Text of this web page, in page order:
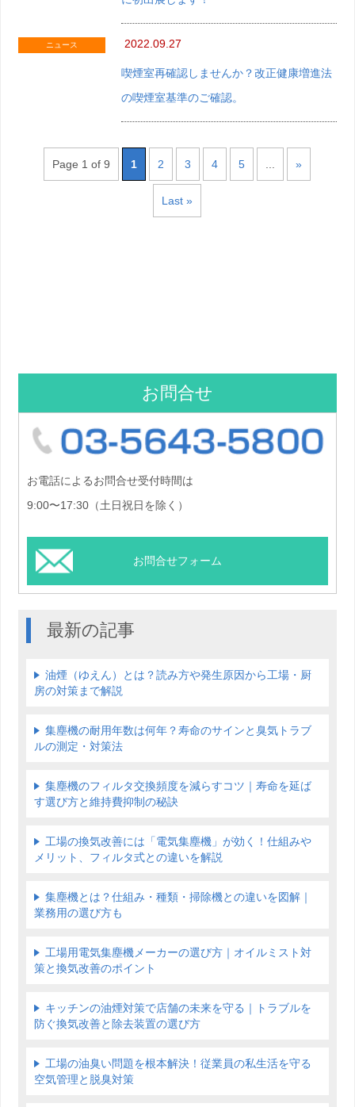
ニュース 2022.09.27
喫煙室再確認しませんか？改正健康増進法
の喫煙室基準のご確認。
Page 1 of 9 1 2 3 4 5 ... »
Last »
お問合せ
お電話によるお問合せ受付時間は
9:00〜17:30（土日祝日を除く）
お問合せフォーム
最新の記事
油煙（ゆえん）とは？読み方や発生原因から工場・厨
房の対策まで解説
集塵機の耐用年数は何年？寿命のサインと臭気トラブ
ルの測定・対策法
集塵機のフィルタ交換頻度を減らすコツ｜寿命を延ば
す選び方と維持費抑制の秘訣
工場の換気改善には「電気集塵機」が効く！仕組みや
メリット、フィルタ式との違いを解説
集塵機とは？仕組み・種類・掃除機との違いを図解｜
業務用の選び方も
工場用電気集塵機メーカーの選び方｜オイルミスト対
策と換気改善のポイント
キッチンの油煙対策で店舗の未来を守る｜トラブルを
防ぐ換気改善と除去装置の選び方
工場の油臭い問題を根本解決！従業員の私生活を守る
空気管理と脱臭対策